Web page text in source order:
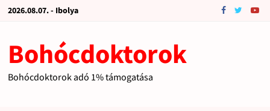
2026.08.07. - Ibolya
Bohócdoktorok
Bohócdoktorok adó 1% támogatása